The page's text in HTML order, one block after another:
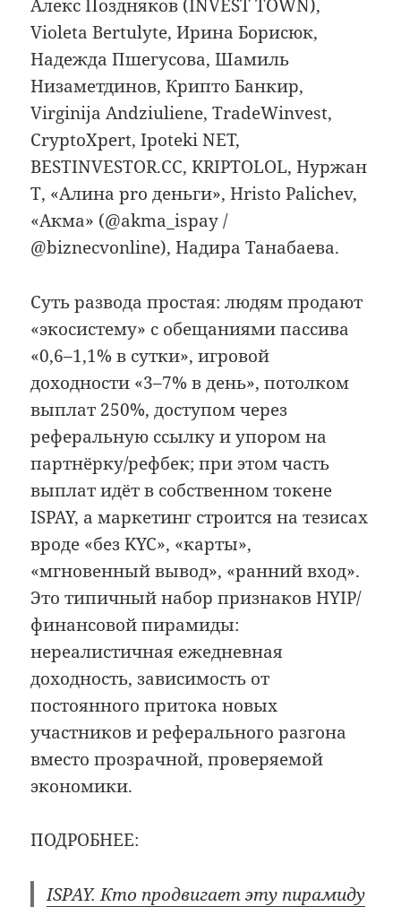
Алекс Поздняков (INVEST TOWN),
Violeta Bertulyte, Ирина Борисюк,
Надежда Пшегусова, Шамиль
Низаметдинов, Крипто Банкир,
Virginija Andziuliene, TradeWinvest,
CryptoXpert, Ipoteki NET,
BESTINVESTOR.CC, KRIPTOLOL, Нуржан
Т, «Алина pro деньги», Hristo Palichev,
«Акма» (@akma_ispay /
@biznecvonline), Надира Танабаева.
Суть развода простая: людям продают
«экосистему» с обещаниями пассива
«0,6–1,1% в сутки», игровой
доходности «3–7% в день», потолком
выплат 250%, доступом через
реферальную ссылку и упором на
партнёрку/рефбек; при этом часть
выплат идёт в собственном токене
ISPAY, а маркетинг строится на тезисах
вроде «без KYC», «карты»,
«мгновенный вывод», «ранний вход».
Это типичный набор признаков HYIP/
финансовой пирамиды:
нереалистичная ежедневная
доходность, зависимость от
постоянного притока новых
участников и реферального разгона
вместо прозрачной, проверяемой
экономики.
ПОДРОБНЕЕ:
ISPAY. Кто продвигает эту пирамиду